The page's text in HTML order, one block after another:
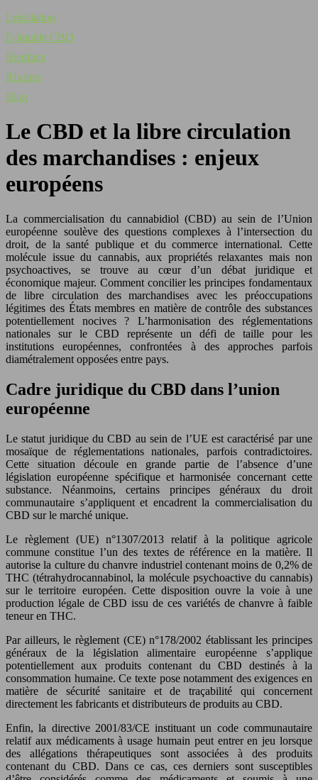
Législation
E-liquide CBD
Bienfaits
Risques
Blog
Le CBD et la libre circulation
des marchandises : enjeux
européens
La commercialisation du cannabidiol (CBD) au sein de l’Union
européenne soulève des questions complexes à l’intersection du
droit, de la santé publique et du commerce international. Cette
molécule issue du cannabis, aux propriétés relaxantes mais non
psychoactives, se trouve au cœur d’un débat juridique et
économique majeur. Comment concilier les principes fondamentaux
de libre circulation des marchandises avec les préoccupations
légitimes des États membres en matière de contrôle des substances
potentiellement nocives ? L’harmonisation des réglementations
nationales sur le CBD représente un défi de taille pour les
institutions européennes, confrontées à des approches parfois
diamétralement opposées entre pays.
Cadre juridique du CBD dans l’union
européenne
Le statut juridique du CBD au sein de l’UE est caractérisé par une
mosaïque de réglementations nationales, parfois contradictoires.
Cette situation découle en grande partie de l’absence d’une
législation européenne spécifique et harmonisée concernant cette
substance. Néanmoins, certains principes généraux du droit
communautaire s’appliquent et encadrent la commercialisation du
CBD sur le marché unique.
Le règlement (UE) n°1307/2013 relatif à la politique agricole
commune constitue l’un des textes de référence en la matière. Il
autorise la culture du chanvre industriel contenant moins de 0,2% de
THC (tétrahydrocannabinol, la molécule psychoactive du cannabis)
sur le territoire européen. Cette disposition ouvre la voie à une
production légale de CBD issu de ces variétés de chanvre à faible
teneur en THC.
Par ailleurs, le règlement (CE) n°178/2002 établissant les principes
généraux de la législation alimentaire européenne s’applique
potentiellement aux produits contenant du CBD destinés à la
consommation humaine. Ce texte pose notamment des exigences en
matière de sécurité sanitaire et de traçabilité qui concernent
directement les fabricants et distributeurs de produits au CBD.
Enfin, la directive 2001/83/CE instituant un code communautaire
relatif aux médicaments à usage humain peut entrer en jeu lorsque
des allégations thérapeutiques sont associées à des produits
contenant du CBD. Dans ce cas, ces derniers sont susceptibles